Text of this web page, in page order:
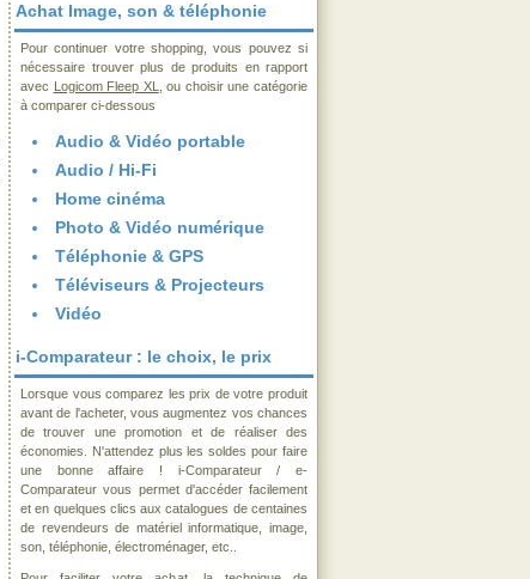
Achat Image, son & téléphonie
Pour continuer votre shopping, vous pouvez si
nécessaire trouver plus de produits en rapport
avec Logicom Fleep XL
, ou choisir une catégorie
à comparer ci-dessous
Audio & Vidéo portable
Audio / Hi-Fi
Home cinéma
Photo & Vidéo numérique
Téléphonie & GPS
Téléviseurs & Projecteurs
Vidéo
i-Comparateur : le choix, le prix
Lorsque vous comparez les prix de votre produit
avant de l'acheter, vous augmentez vos chances
de trouver une promotion et de réaliser des
économies. N'attendez plus les soldes pour faire
une bonne affaire ! i-Comparateur / e-
Comparateur vous permet d'accéder facilement
et en quelques clics aux catalogues de centaines
de revendeurs de matériel informatique, image,
son, téléphonie, électroménager, etc..